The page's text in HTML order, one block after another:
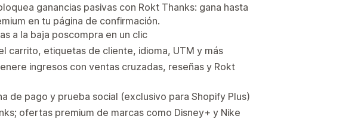
ganancias pasivas con Rokt Thanks: gana hasta
en tu página de confirmación.
a la baja poscompra en un clic
carrito, etiquetas de cliente, idioma, UTM y más
ingresos con ventas cruzadas, reseñas y Rokt
de pago y prueba social (exclusivo para Shopify Plus)
ofertas premium de marcas como Disney+ y Nike